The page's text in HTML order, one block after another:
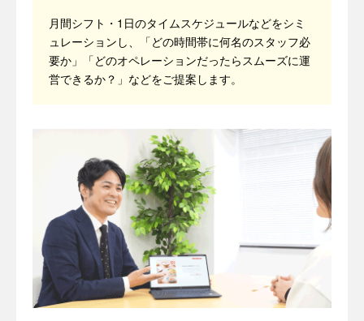
月間シフト・1日のタイムスケジュールなどをシミ
ュレーションし、「どの時間帯に何名のスタッフ必
要か」「どのオペレーションだったらスムーズに運
営できるか？」などをご提案します。